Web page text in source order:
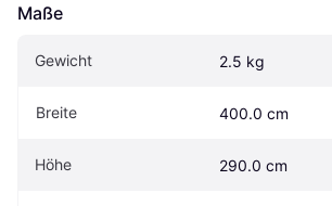
Maße
Gewicht 2.5 kg
Breite 400.0 cm
Höhe 290.0 cm